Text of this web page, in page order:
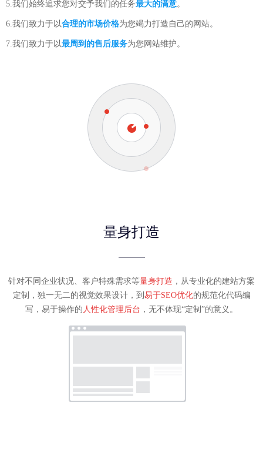
5.我们始终追求您对交予我们的任务最大的满意。
6.我们致力于以合理的市场价格为您竭力打造自己的网站。
7.我们致力于以最周到的售后服务为您网站维护。
量身打造
针对不同企业状况、客户特殊需求等量身打造 ，从专业化的建站方案
定制 ，独一无二的视觉效果设计，到 易于SEO优化的规范化代码编
写，易于操作的 人性化管理后台 ，无不体现“定制”的意义。